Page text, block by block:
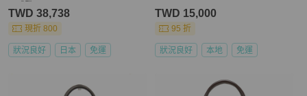
TWD 38,738
現折 800
狀況良好 日本 免運
TWD 15,000
95 折
狀況良好 本地 免運